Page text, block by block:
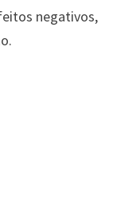
negativos,